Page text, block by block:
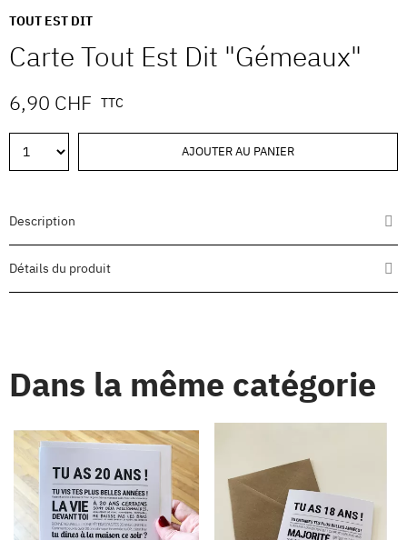
TOUT EST DIT
Carte Tout Est Dit "Gémeaux"
6,90 CHF TTC
AJOUTER AU PANIER
Description
Détails du produit
Dans la même catégorie